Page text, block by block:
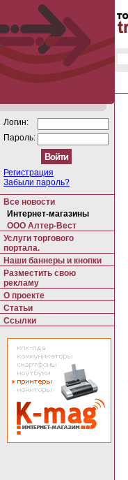
Логин:
Пароль:
Регистрация
Забыли пароль?
Все новости
Интернет-магазины
ООО Алтер-Вест
Услуги торгового
портала.
Наши баннеры и кнопки
Разместить свою
рекламу
О проекте
Статьи
Ссылки